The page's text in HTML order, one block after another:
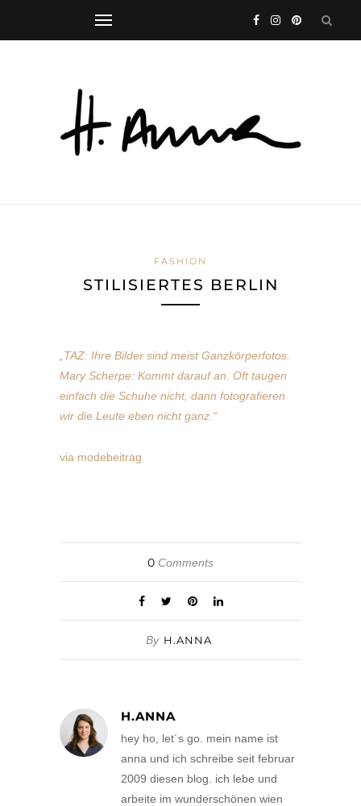
FASHION
STILISIERTES BERLIN
„TAZ: Ihre Bilder sind meist Ganzkörperfotos.
Mary Scherpe: Kommt darauf an. Oft taugen
einfach die Schuhe nicht, dann fotografieren
wir die Leute eben nicht ganz.“
via modebeitrag
0 Comments
By H.ANNA
H.ANNA
hey ho, let´s go. mein name ist
anna und ich schreibe seit februar
2009 diesen blog. ich lebe und
arbeite im wunderschönen wien